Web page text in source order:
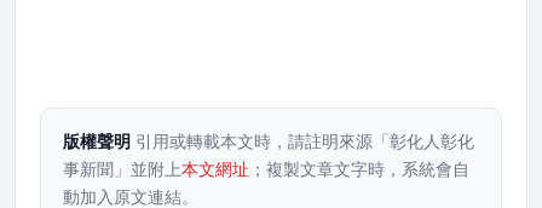
版權聲明 引用或轉載本文時，請註明來源「彰化人彰化
事新聞」並附上本文網址 ；複製文章文字時，系統會自
動加入原文連結。